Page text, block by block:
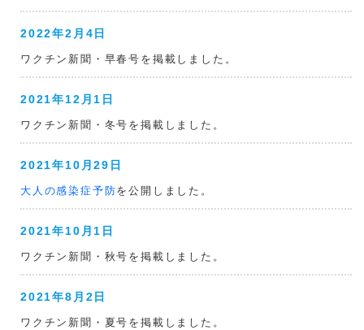
2022年2月4日
ワクチン新聞・早春号を掲載しました。
2021年12月1日
ワクチン新聞・冬号を掲載しました。
2021年10月29日
大人の感染症予防を公開しました。
2021年10月1日
ワクチン新聞・秋号を掲載しました。
2021年8月2日
ワクチン新聞・夏号を掲載しました。